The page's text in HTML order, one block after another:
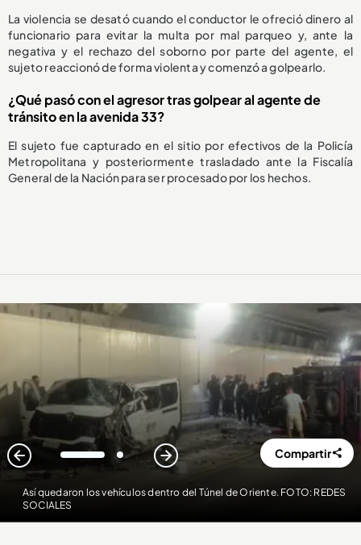
La violencia se desató cuando el conductor le ofreció dinero al
funcionario para evitar la multa por mal parqueo y, ante la
negativa y el rechazo del soborno por parte del agente, el
sujeto reaccionó de forma violenta y comenzó a golpearlo.
¿Qué pasó con el agresor tras golpear al agente de
tránsito en la avenida 33?
El sujeto fue capturado en el sitio por efectivos de la Policía
Metropolitana y posteriormente trasladado ante la Fiscalía
General de la Nación para ser procesado por los hechos.
Así quedaron los vehículos dentro del Túnel de Oriente. FOTO: REDES
SOCIALES
1 2 Compartir